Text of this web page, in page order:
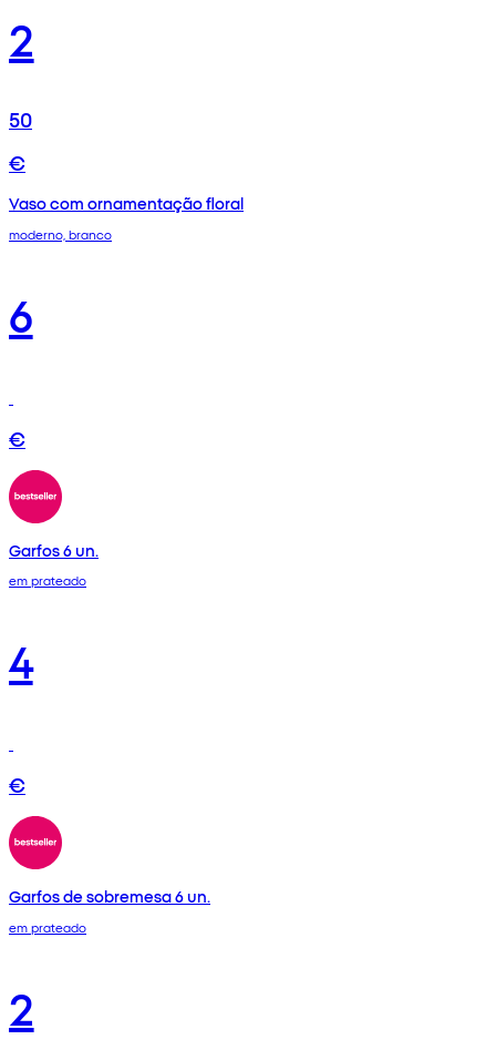
2
50
€
Vaso com ornamentação floral
moderno, branco
6
€
Garfos 6 un.
em prateado
4
€
Garfos de sobremesa 6 un.
em prateado
2